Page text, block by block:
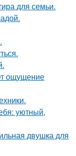
для семьи.
ощущение
уютный,
двушка для